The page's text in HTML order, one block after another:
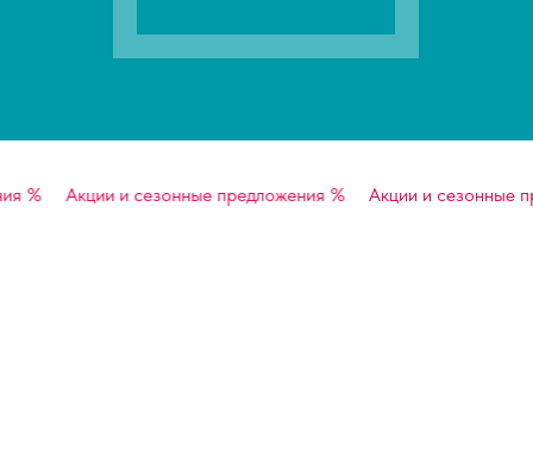
Акции и сезонные предложения % Акции и сезонные